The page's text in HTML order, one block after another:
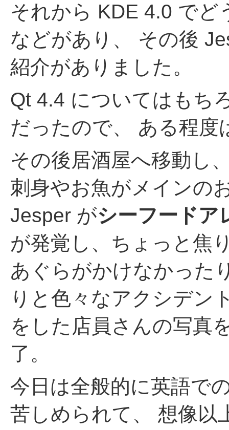
それから KDE 4.0 で
などがあり、 その後
紹介がありました。
Qt 4.4 についてはもち
だったので、 ある程度
その後居酒屋へ移動し
刺身やお魚がメインの
Jesper がシーフードア
が発覚し、ちょっと焦
あぐらがかけなかった
りと色々なアクシデン
をした店員さんの写真
了。
今日は全般的に英語で
苦しめられて、 想像以